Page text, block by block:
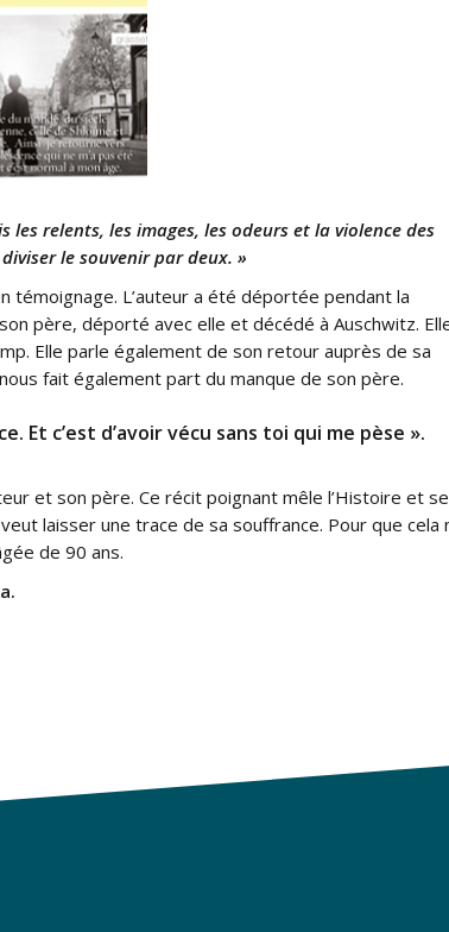
relents, les images, les odeurs et la violence des
le souvenir par deux. »
témoignage. L’auteur a été déportée pendant la
père, déporté avec elle et décédé à Auschwitz.
Elle parle également de son retour auprès de sa
fait également part du manque de son père.
Et c’est d’avoir vécu sans toi qui me pèse ».
et son père. Ce récit poignant mêle l’Histoire et
laisser une trace de sa souffrance. Pour que cela
de 90 ans.